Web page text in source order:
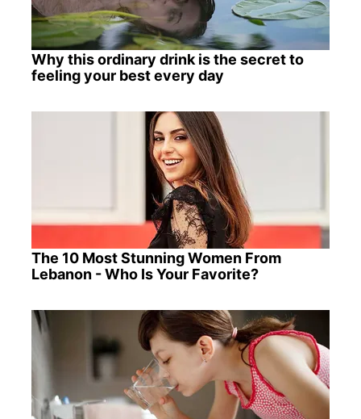
Why this ordinary drink is the secret to
feeling your best every day
The 10 Most Stunning Women From
Lebanon - Who Is Your Favorite?